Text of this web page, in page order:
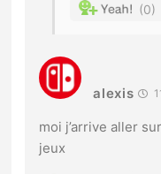
0
alexis
moi j’arrive aller
jeux